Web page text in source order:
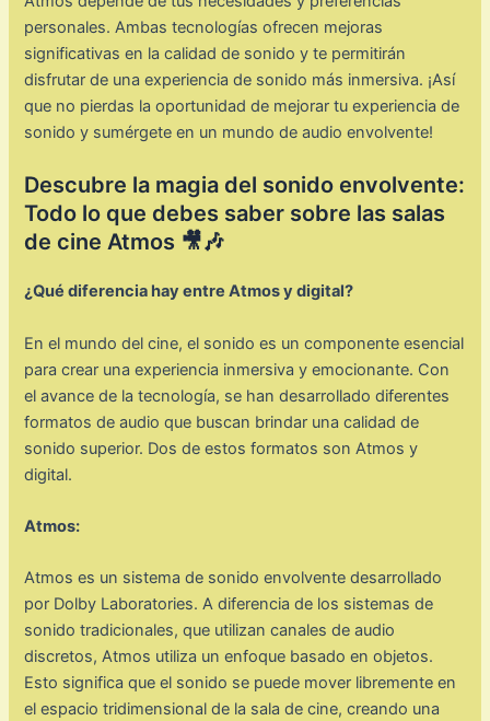
personales. Ambas tecnologías ofrecen mejoras
significativas en la calidad de sonido y te permitirán
disfrutar de una experiencia de sonido más inmersiva. ¡Así
que no pierdas la oportunidad de mejorar tu experiencia de
sonido y sumérgete en un mundo de audio envolvente!
Descubre la magia del sonido envolvente:
Todo lo que debes saber sobre las salas
de cine Atmos 🎥🎶
¿Qué diferencia hay entre Atmos y digital?
En el mundo del cine, el sonido es un componente esencial
para crear una experiencia inmersiva y emocionante. Con
el avance de la tecnología, se han desarrollado diferentes
formatos de audio que buscan brindar una calidad de
sonido superior. Dos de estos formatos son Atmos y
digital.
Atmos:
Atmos es un sistema de sonido envolvente desarrollado
por Dolby Laboratories. A diferencia de los sistemas de
sonido tradicionales, que utilizan canales de audio
discretos, Atmos utiliza un enfoque basado en objetos.
Esto significa que el sonido se puede mover libremente en
el espacio tridimensional de la sala de cine, creando una